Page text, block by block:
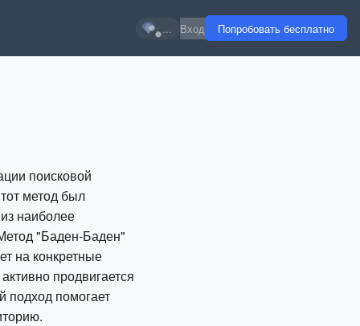
... Вход Попробовать бесплатно
поисковой
метод был
наиболее
"Баден-Баден"
на конкретные
продвигается
подход помогает